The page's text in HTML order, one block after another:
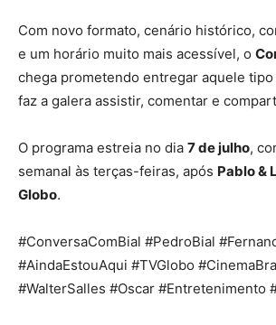
Com novo formato, cenário histórico,
e um horário muito mais acessível, o
chega prometendo entregar aquele
faz a galera assistir, comentar e
O programa estreia no dia 7 de julho,
semanal às terças-feiras, após Pablo &
Globo.
#ConversaComBial #PedroBial
#AindaEstouAqui #TVGlobo
#WalterSalles #Oscar #Entretenimento